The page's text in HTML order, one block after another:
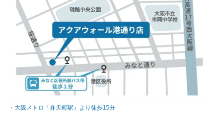
・大阪メトロ「弁天町駅」より徒歩15分